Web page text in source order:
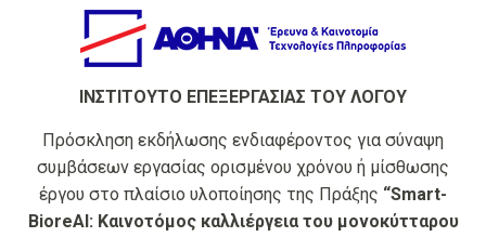
ΙΝΣΤΙΤΟΥΤΟ ΕΠΕΞΕΡΓΑΣΙΑΣ ΤΟΥ ΛΟΓΟΥ
Πρόσκληση εκδήλωσης ενδιαφέροντος για σύναψη
συμβάσεων εργασίας ορισμένου χρόνου ή μίσθωσης
έργου στο πλαίσιο υλοποίησης της Πράξης “Smart-
BioreAl: Καινοτόμος καλλιέργεια του μονοκύτταρου